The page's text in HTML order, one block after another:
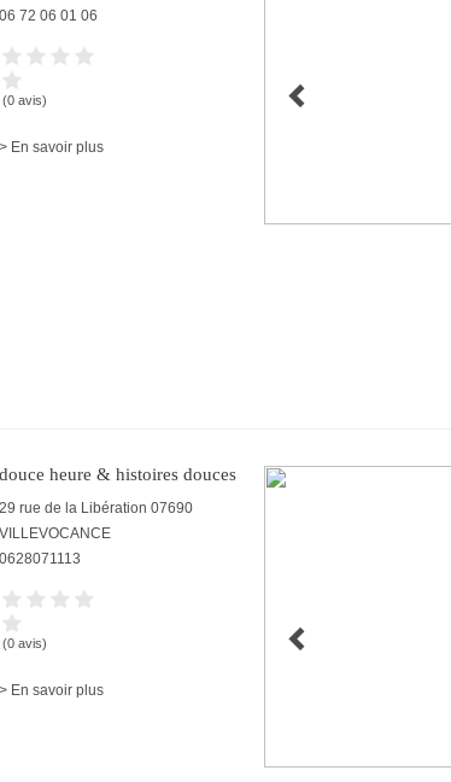
06 72 06 01 06
(0 avis)
> En savoir plus
douce heure & histoires douces
29 rue de la Libération 07690
VILLEVOCANCE
0628071113
(0 avis)
> En savoir plus